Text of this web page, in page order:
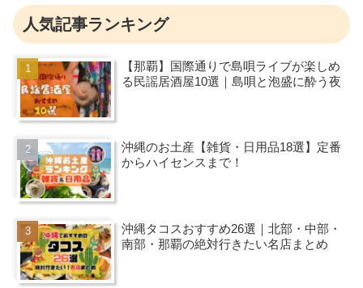
人気記事ランキング
【那覇】国際通りで島唄ライブが楽しめ
る民謡居酒屋10選｜島唄と泡盛に酔う夜
沖縄のお土産【雑貨・日用品18選】定番
からハイセンスまで！
沖縄タコスおすすめ26選｜北部・中部・
南部・那覇の絶対行きたい名店まとめ